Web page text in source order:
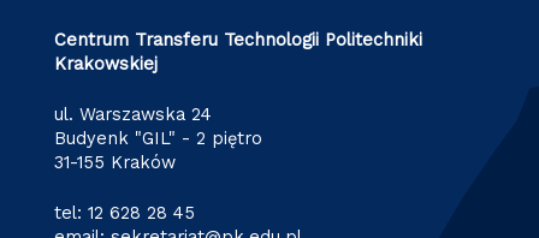
Centrum Transferu Technologii Politechniki
Krakowskiej
ul. Warszawska 24
Budyenk "GIL" - 2 piętro
31-155 Kraków
tel: 12 628 28 45